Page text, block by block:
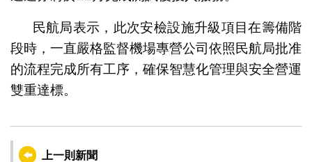
民航局表示，此次安檢設施升級項目在籌備階
段時，一直嚴格監督機場專營公司依照民航局批准
的流程完成所有工序，確保智慧化管理與安全營運
雙重達標。
上一則新聞